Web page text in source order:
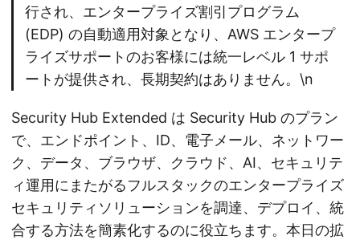
行され、エンタープライズ割引プログラム
(EDP) の自動適用対象となり、AWS エンタープ
ライズサポートのお客様には統一レベル 1 サポ
ートが提供され、長期契約はありません。\n
Security Hub Extended は Security Hub のプラン
で、エンドポイント、ID、電子メール、ネットワー
ク、データ、ブラウザ、クラウド、AI、セキュリテ
ィ運用にまたがるフルスタックのエンタープライズ
セキュリティソリューションを調達、デプロイ、統
合する方法を簡素化するのに役立ちます。本日の拡